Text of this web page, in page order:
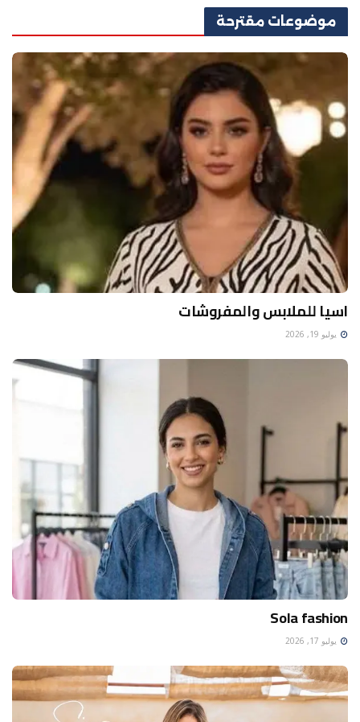
موضوعات مقترحة
اسيا للملابس والمفروشات
يوليو 19, 2026
Sola fashion
يوليو 17, 2026